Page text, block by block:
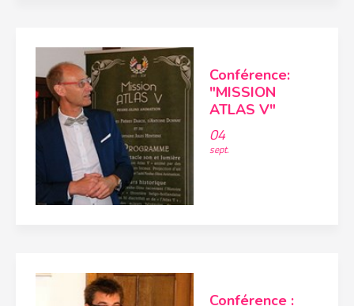
Conférence:
"MISSION
ATLAS V"
04
sept.
Conférence :